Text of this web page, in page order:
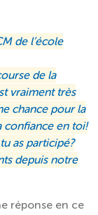
de l’école
de la
vraiment très
chance pour la
confiance en toi!
as participé?
depuis notre
réponse en ce